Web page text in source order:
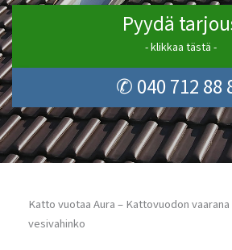
Pyydä
- klikkaa tästä -
✆ 040 712 88
Katto vuotaa Aura – Kattovuodon
vesivahinko